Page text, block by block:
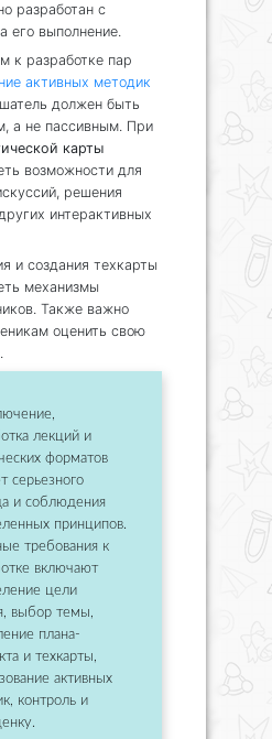
разработан с
его выполнение.
к разработке пар
активных методик
должен быть
а не пассивным. При
карты
возможности для
решения
интерактивных
и создания техкарты
механизмы
Также важно
оценить свою
лекций и
форматов
серьезного
и соблюдения
принципов.
требования к
включают
цели
выбор темы,
плана-
и техкарты,
активных
контроль и